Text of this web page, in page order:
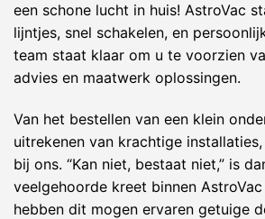
een schone lucht in huis! AstroVac
lijntjes, snel schakelen, en
team staat klaar om u te voorzien
advies en maatwerk oplossingen.
Van het bestellen van een klein
uitrekenen van krachtige
bij ons. “Kan niet, bestaat niet,” is
veelgehoorde kreet binnen
hebben dit mogen ervaren getuige